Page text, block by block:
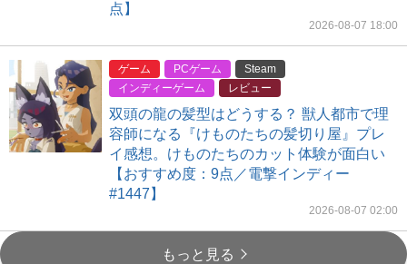
点】
2026-08-07 18:00
ゲーム PCゲーム
Steam
インディーゲーム
レビュー
双頭の龍の髪型はどうする？ 獣人都市で理
容師になる『けものたちの髪切り屋』プレ
イ感想。けものたちのカット体験が面白い
【おすすめ度：9点／電撃インディー
#1447】
2026-08-07 02:00
もっと見る